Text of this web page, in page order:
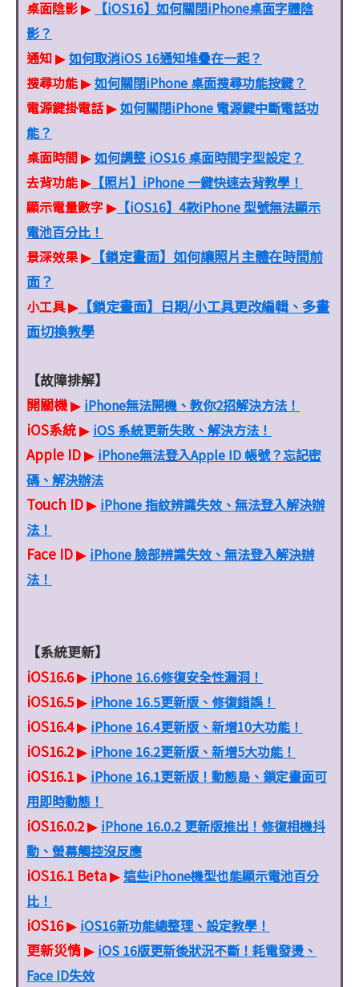
桌面陰影▶
【iOS16】如何關閉iPhone桌面字體陰
影？
通知▶如何取消iOS 16通知堆疊在一起？
搜尋功能▶如何關閉iPhone 桌面搜尋功能按鍵？
電源鍵掛電話▶如何關閉iPhone 電源鍵中斷電話功
能？
桌面時間▶如何調整 iOS16 桌面時間字型設定？
去背功能▶ 【照片】iPhone 一鍵快速去背教學！
顯示電量數字 ▶ 【iOS16】4款iPhone 型號無法顯示
電池百分比！
景深效果▶ 【鎖定畫面】如何讓照片主體在時間前
面？
小工具▶ 【鎖定畫面】日期/小工具更改編輯、多畫
面切換教學
【故障排解】
開關機▶ iPhone無法開機、教你2招解決方法！
iOS系統▶ iOS 系統更新失敗、解決方法！
Apple ID▶ iPhone無法登入Apple ID 帳號？忘記密
碼、解決辦法
Touch ID▶ iPhone 指紋辨識失效、無法登入解決辦
法！
Face ID▶ iPhone 臉部辨識失效、無法登入解決辦
法！
【系統更新】
iOS16.6▶ iPhone 16.6修復安全性漏洞！
iOS16.5▶ iPhone 16.5更新版、修復錯誤！
iOS16.4▶ iPhone 16.4更新版、新增10大功能！
iOS16.2▶ iPhone 16.2更新版、新增5大功能！
iOS16.1▶ iPhone 16.1更新版！動態島、鎖定畫面可
用即時動態！
iOS16.0.2▶ iPhone 16.0.2 更新版推出！修復相機抖
動、螢幕觸控沒反應
iOS16.1 Beta▶這些iPhone機型也能顯示電池百分
比！
iOS16▶ iOS16新功能總整理、設定教學！
更新災情▶ iOS 16版更新後狀況不斷！耗電發燙、
Face ID失效